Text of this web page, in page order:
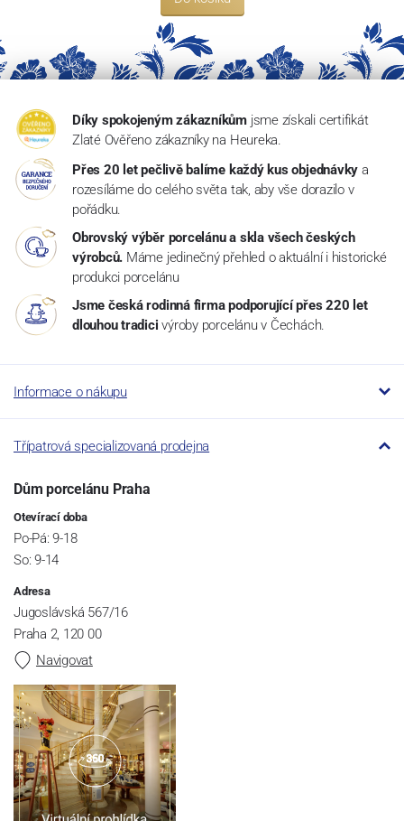
Díky spokojeným zákazníkům jsme získali certifikát
Zlaté Ověřeno zákazníky na Heureka.
Přes 20 let pečlivě balíme každý kus objednávky a
rozesíláme do celého světa tak, aby vše dorazilo v
pořádku.
Obrovský výběr porcelánu a skla všech českých
výrobců. Máme jedinečný přehled o aktuální i historické
produkci porcelánu
Jsme česká rodinná firma podporující přes 220 let
dlouhou tradici výroby porcelánu v Čechách.
Informace o nákupu
Třípatrová specializovaná prodejna
Dům porcelánu Praha
Otevírací doba
Po-Pá: 9-18
So: 9-14
Adresa
Jugoslávská 567/16
Praha 2, 120 00
Navigovat